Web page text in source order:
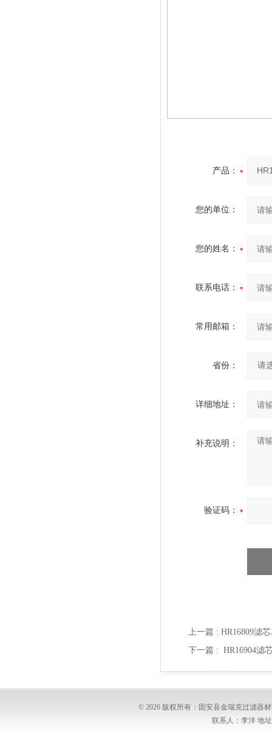
产品：
您的单位：
您的姓名：
联系电话：
常用邮箱：
省份：
详细地址：
补充说明：
验证码：
上一篇 : HR16809滤
下一篇 : HR16904滤
© 2026 版权所有：固安县金瑞克过滤器
联系人：李洋 地